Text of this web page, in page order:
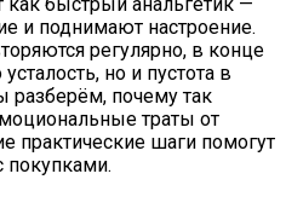
и поднимают настроение.
регулярно, в конце
но и пустота в
разберём, почему так
траты от
практические шаги помогут
покупками.